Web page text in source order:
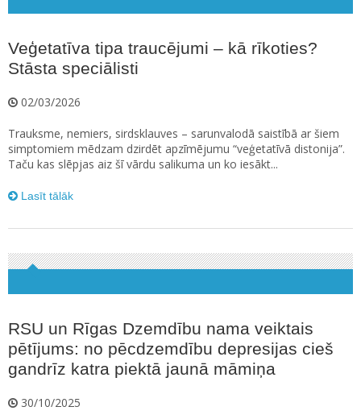
Veģetatīva tipa traucējumi – kā rīkoties?
Stāsta speciālisti
02/03/2026
Trauksme, nemiers, sirdsklauves – sarunvalodā saistībā ar šiem
simptomiem mēdzam dzirdēt apzīmējumu “veģetatīvā distonija”.
Taču kas slēpjas aiz šī vārdu salikuma un ko iesākt...
Lasīt tālāk
RSU un Rīgas Dzemdību nama veiktais
pētījums: no pēcdzemdību depresijas cieš
gandrīz katra piektā jaunā māmiņa
30/10/2025